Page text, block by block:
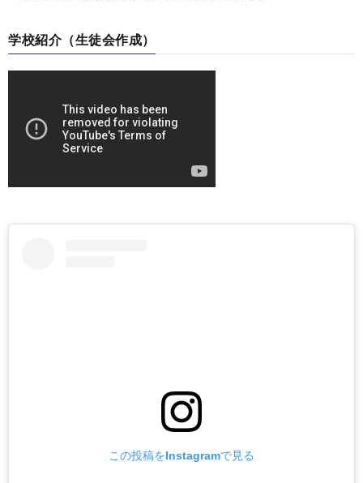
学校紹介（生徒会作成）
この投稿をInstagramで見る